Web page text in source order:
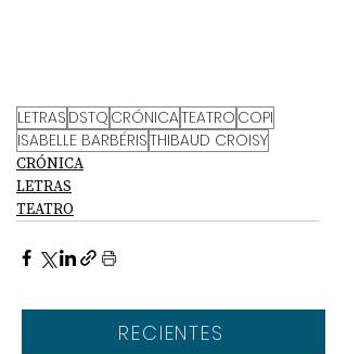
LETRAS DSTQ CRÓNICATEATRO COPI
ISABELLE BARBÉRISTHIBAUD CROISY
CRÓNICA
LETRAS
TEATRO
RECIENTES